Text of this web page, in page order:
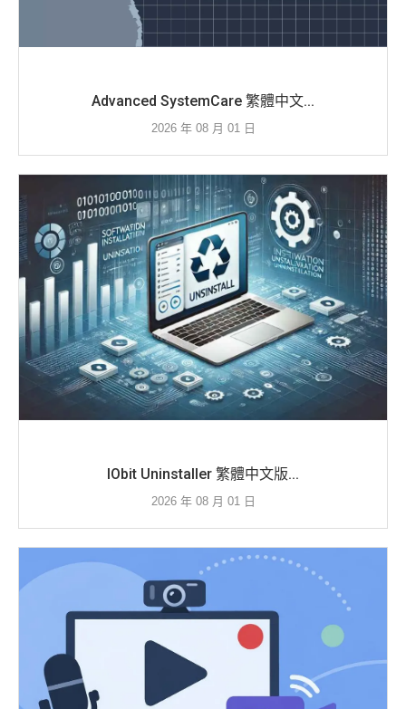
Advanced SystemCare 繁體中文...
2026 年 08 月 01 日
IObit Uninstaller 繁體中文版...
2026 年 08 月 01 日